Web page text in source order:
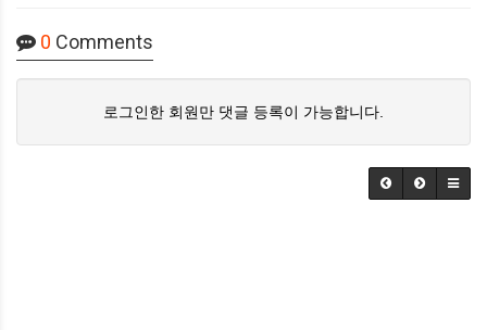
0 Comments
로그인한 회원만 댓글 등록이 가능합니다.